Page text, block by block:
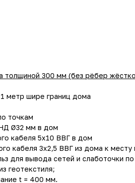
толщиной 300 мм (без рёбер
метр шире границ дома
точкам
Ø32 мм в дом
кабеля 5х10 ВВГ в дом
кабеля 3х2,5 ВВГ из дома к
для вывода сетей и слаботочки по
геотекстиля;
t = 400 мм.